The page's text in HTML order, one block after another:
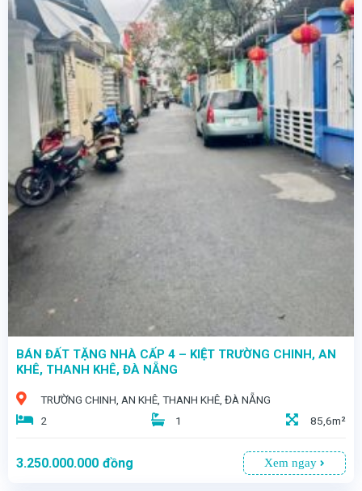
BÁN ĐẤT TẶNG NHÀ CẤP 4 – KIỆT TRƯỜNG CHINH, AN
KHÊ, THANH KHÊ, ĐÀ NẴNG
TRƯỜNG CHINH, AN KHÊ, THANH KHÊ, ĐÀ NẴNG
2
1 85,6m²
3.250.000.000 đồng Xem ngay